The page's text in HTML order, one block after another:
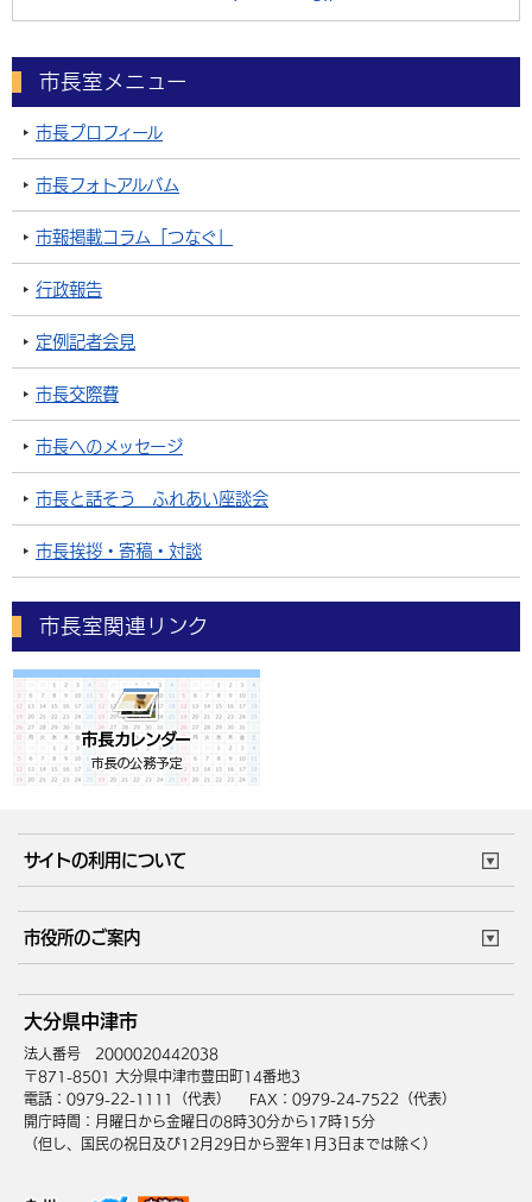
市長室メニュー
市長プロフィール
市長フォトアルバム
市報掲載コラム「つなぐ」
行政報告
定例記者会見
市長交際費
市長へのメッセージ
市長と話そう ふれあい座談会
市長挨拶・寄稿・対談
市長室関連リンク
サイトの利用について
サイトマップ
市役所のご案内
庁舎地図 組織案内
中津市へのアクセス
大分県中津市
法人番号 2000020442038
〒871-8501 大分県中津市豊田町14番地3
電話：0979-22-1111（代表）
FAX：0979-24-7522（代表）
開庁時間：月曜日から金曜日の8時30分から17時15分
（但し、国民の祝日及び12月29日から翌年1月3日までは除く）